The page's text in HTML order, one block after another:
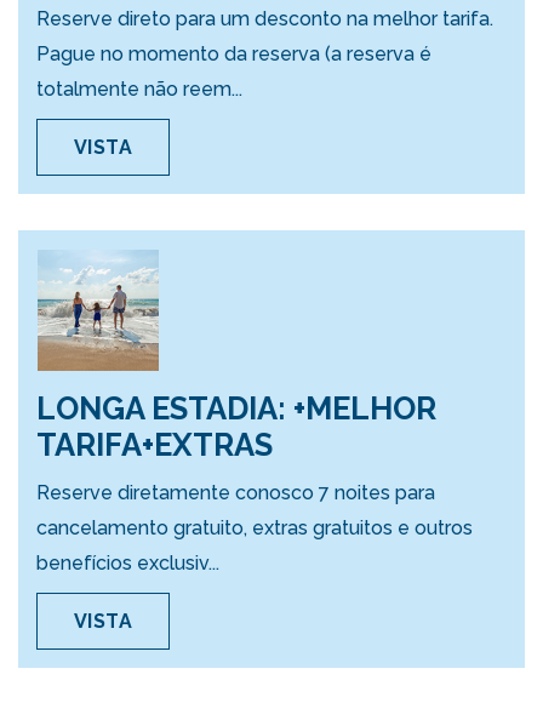
Reserve direto para um desconto na melhor tarifa.
Pague no momento da reserva (a reserva é
totalmente não reem...
VISTA
LONGA ESTADIA: +MELHOR
TARIFA+EXTRAS
Reserve diretamente conosco 7 noites para
cancelamento gratuito, extras gratuitos e outros
benefícios exclusiv...
VISTA